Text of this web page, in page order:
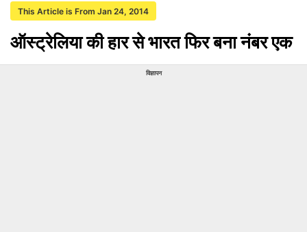
This Article is From Jan 24, 2014
ऑस्ट्रेलिया की हार से भारत फिर बना नंबर एक
विज्ञापन